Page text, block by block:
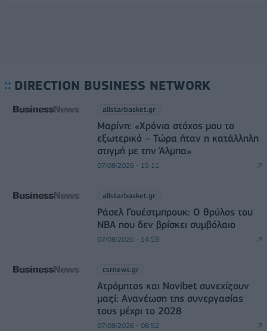
DIRECTION BUSINESS NETWORK
allstarbasket.gr
Μαρίνη: «Χρόνια στόχος μου το
εξωτερικό – Τώρα ήταν η κατάλληλη
στιγμή με την Άλμπα»
07/08/2026 - 15:11
allstarbasket.gr
Ράσελ Γουέστμπρουκ: Ο θρύλος του
NBA που δεν βρίσκει συμβόλαιο
07/08/2026 - 14:59
csrnews.gr
Ατρόμητος και Novibet συνεχίζουν
μαζί: Ανανέωση της συνεργασίας
τους μέχρι το 2028
07/08/2026 - 08:52